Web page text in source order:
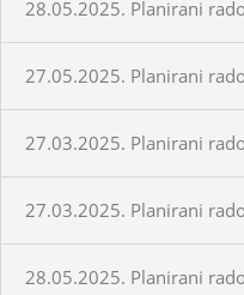
28.05.2025. Planirani
27.05.2025. Planirani
27.03.2025. Planirani
27.03.2025. Planirani
28.05.2025. Planirani